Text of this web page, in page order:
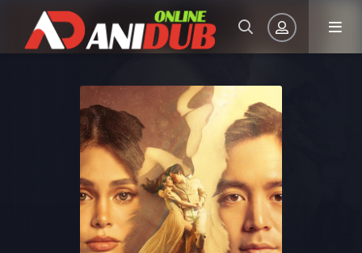
Авторизация
Запомнить